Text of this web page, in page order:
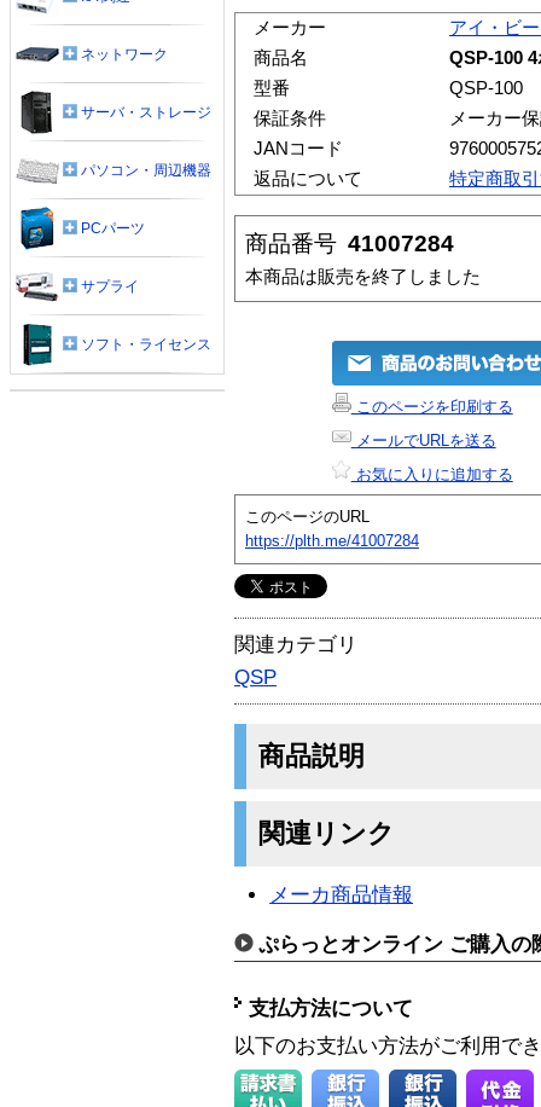
メーカー
アイ・ビ
商品名
QSP-100
型番
QSP-100
保証条件
メーカー
JANコード
返品について
特定商取
商品番号 41007284
本商品は販売を終了しました
このページを印刷する
メールでURLを送る
お気に入りに追加する
このページのURL
https://plth.me/41007284
関連カテゴリ
QSP
商品説明
関連リンク
メーカ商品情報
ぷらっとオンライン ご購入の
支払方法について
以下のお支払い方法がご利用で
ネットワーク
サーバ・ストレージ
パソコン・周辺機器
PCパーツ
サプライ
ソフト・ライセンス